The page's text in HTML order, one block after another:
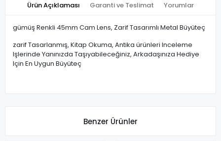
Ürün Açıklaması Garanti ve Teslimat Yorumlar
gümüş Renkli 45mm Cam Lens, Zarif Tasarımlı Metal Büyüteç
zarif Tasarlanmış, Kitap Okuma, Antika ürünleri Inceleme
Işlerinde Yanınızda Taşıyabileceğiniz, Arkadaşınıza Hediye
Için En Uygun Büyüteç
Benzer Ürünler